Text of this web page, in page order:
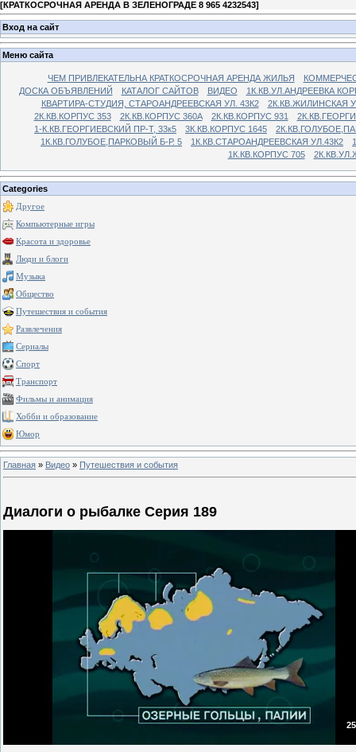
[КРАТКОСРОЧНАЯ АРЕНДА В ЗЕЛЕНОГРАДЕ 8 965 4232543]
Вход на сайт
Меню сайта
ЧЕМ ПРИВЛЕКАТЕЛЬНА КРАТКОСРОЧНАЯ АРЕНДА ЖИЛЬЯ
ДОСКА ОБЪЯВЛЕНИЙ
КАТАЛОГ САЙТОВ ВИДЕО
1К.КВ.УЛ.АНДРЕЕВКА
КВАРТИРА-СТУДИЯ, СТАРОАНДРЕЕВСКАЯ УЛ. 43К2
2К.КВ.ЖИЛИНСКАЯ
2К.КВ.КОРПУС 353
2К.КВ.КОРПУС 360А 2К.КВ.КОРПУС 931
1-К.КВ.ГЕОРГИЕВСКИЙ ПР-Т, 33к5
3К.КВ.КОРПУС 1645
1К.КВ.ГОЛУБОЕ,ПАРКОВЫЙ Б-Р. 5
1К.КВ.СТАРОАНДРЕЕВСКАЯ УЛ.43К2
1К.КВ.КОРПУС 705
Categories
Другое
Компьютерные игры
Красота и здоровье
Люди и блоги
Музыка
Общество
Путешествия и события
Развлечения
Сериалы
Спорт
Транспорт
Фильмы и анимация
Хобби и образование
Юмор
Главная » Видео » Путешествия и события
Диалоги о рыбалке Серия 189